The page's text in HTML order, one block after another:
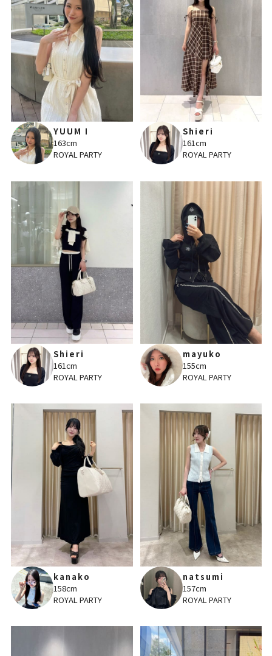
YUUM I
163cm
ROYAL PARTY
Shieri
161cm
ROYAL PARTY
Shieri
161cm
ROYAL PARTY
mayuko
155cm
ROYAL PARTY
kanako
158cm
ROYAL PARTY
natsumi
157cm
ROYAL PARTY